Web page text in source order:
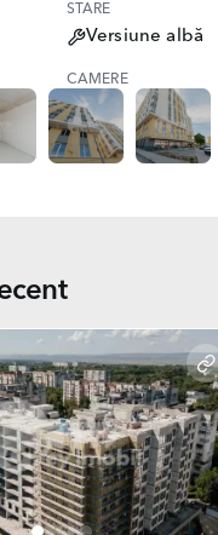
STARE
Versiune albă
CAMERE
2